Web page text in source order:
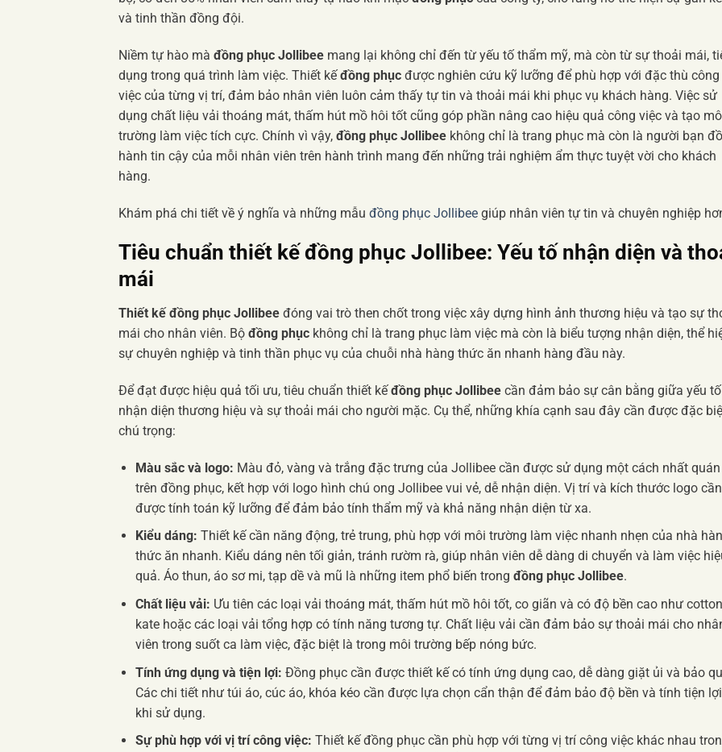
và tinh thần đồng đội.
Niềm tự hào mà đồng phục Jollibee mang lại không chỉ đến từ yếu tố thẩm mỹ, mà còn từ sự thoải mái,
dụng trong quá trình làm việc. Thiết kếđồng phục được nghiên cứu kỹ lưỡng để phù hợp với đặc thù công
việc của từng vị trí, đảm bảo nhân viên luôn cảm thấy tự tin và thoải mái khi phục vụ khách hàng. Việc sử
dụng chất liệu vải thoáng mát, thấm hút mồ hôi tốt cũng góp phần nâng cao hiệu quả công việc và tạo
trường làm việc tích cực. Chính vì vậy, đồng phục Jollibee không chỉ là trang phục mà còn là người bạn
hành tin cậy của mỗi nhân viên trên hành trình mang đến những trải nghiệm ẩm thực tuyệt vời cho khách
hàng.
Khám phá chi tiết về ý nghĩa và những mẫu đồng phục Jollibee giúp nhân viên tự tin và chuyên nghiệp
Tiêu chuẩn thiết kế đồng phục Jollibee: Yếu tố nhận diện và
mái
Thiết kế đồng phục Jollibee đóng vai trò then chốt trong việc xây dựng hình ảnh thương hiệu và tạo sự
mái cho nhân viên. Bộ đồng phục không chỉ là trang phục làm việc mà còn là biểu tượng nhận diện, thể
sự chuyên nghiệp và tinh thần phục vụ của chuỗi nhà hàng thức ăn nhanh hàng đầu này.
Để đạt được hiệu quả tối ưu, tiêu chuẩn thiết kếđồng phục Jollibee cần đảm bảo sự cân bằng giữa yếu tố
nhận diện thương hiệu và sự thoải mái cho người mặc. Cụ thể, những khía cạnh sau đây cần được đặc
chú trọng:
Màu sắc và logo: Màu đỏ, vàng và trắng đặc trưng của Jollibee cần được sử dụng một cách nhất quán
trên đồng phục, kết hợp với logo hình chú ong Jollibee vui vẻ, dễ nhận diện. Vị trí và kích thước logo cần
được tính toán kỹ lưỡng để đảm bảo tính thẩm mỹ và khả năng nhận diện từ xa.
Kiểu dáng: Thiết kế cần năng động, trẻ trung, phù hợp với môi trường làm việc nhanh nhẹn của nhà
thức ăn nhanh. Kiểu dáng nên tối giản, tránh rườm rà, giúp nhân viên dễ dàng di chuyển và làm việc
quả. Áo thun, áo sơ mi, tạp dề và mũ là những item phổ biến trong đồng phục Jollibee.
Chất liệu vải: Ưu tiên các loại vải thoáng mát, thấm hút mồ hôi tốt, co giãn và có độ bền cao như
kate hoặc các loại vải tổng hợp có tính năng tương tự. Chất liệu vải cần đảm bảo sự thoải mái cho
viên trong suốt ca làm việc, đặc biệt là trong môi trường bếp nóng bức.
Tính ứng dụng và tiện lợi: Đồng phục cần được thiết kế có tính ứng dụng cao, dễ dàng giặt ủi và bảo
Các chi tiết như túi áo, cúc áo, khóa kéo cần được lựa chọn cẩn thận để đảm bảo độ bền và tính tiện lợi
khi sử dụng.
Sự phù hợp với vị trí công việc: Thiết kế đồng phục cần phù hợp với từng vị trí công việc khác nhau